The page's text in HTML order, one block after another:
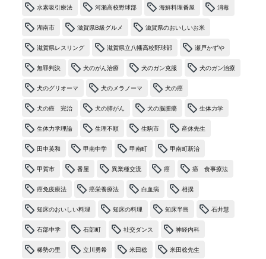
水素吸引療法 河瀨高校野球部 海鮮料理番屋 消毒
湖南市 滋賀県B級グルメ 滋賀県のおいしいお米
滋賀県レスリング 滋賀県立八幡高校野球部 瀬戸かずや
無罪判決 犬のがん治療 犬のガン克服 犬のガン治療
犬のグリオーマ 犬のメラノーマ 犬の癌
犬の癌 完治 犬の肺がん 犬の脳腫瘍 生体力学
生体力学理論 生理不順 生駒市 産休先生
田中英和 甲南中学 甲南町 甲南町新治
甲賀市 番屋 異業種交流 癌 癌 食事療法
癌免疫療法 癌栄養療法 白血病 相撲
知床のおいしい料理 知床の料理 知床半島 石井慧
石部中学 石部町 社交ダンス 神経内科
稀勢の里 立川勇希 米田稔 米田稔先生